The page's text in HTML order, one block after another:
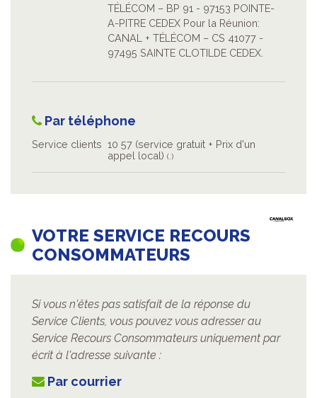
TÉLÉCOM – BP 91 - 97153 POINTE-
A-PITRE CEDEX Pour la Réunion:
CANAL + TÉLÉCOM – CS 41077 -
97495 SAINTE CLOTILDE CEDEX.
Par téléphone
Service clients 10 57 (service gratuit + Prix d'un
appel local) (.)
VOTRE SERVICE RECOURS
CONSOMMATEURS
Si vous n'êtes pas satisfait de la réponse du
Service Clients, vous pouvez vous adresser au
Service Recours Consommateurs uniquement par
écrit à l'adresse suivante :
Par courrier